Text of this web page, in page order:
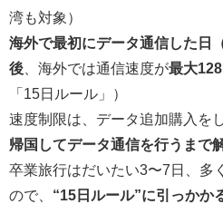
湾も対象）
海外で最初にデータ通信した日
後 、海外では通信速度が最大
「15日ルール」）
速度制限は、データ追加購入を
帰国してデータ通信を行うまで
卒業旅行はだいたい3〜7日、多
ので、 “15日ルール”に引っかか